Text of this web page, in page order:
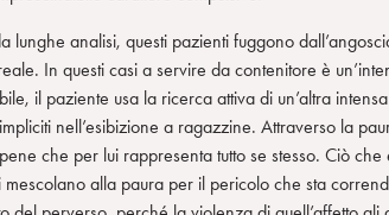
lunghe analisi, questi pazienti fuggono
In questi casi a servire da contenitore è
il paziente usa la ricerca attiva di un’altra
nell’esibizione a ragazzine. Attraverso la
che per lui rappresenta tutto se stesso. Ciò
mescolano alla paura per il pericolo che sta